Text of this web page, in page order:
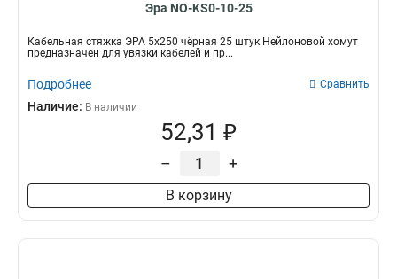
Эра NO-KS0-10-25
Кабельная стяжка ЭРА 5x250 чёрная 25 штук Нейлоновой хомут
предназначен для увязки кабелей и пр...
Подробнее Сравнить
Наличие: В наличии
52,31 ₽
– +
В корзину